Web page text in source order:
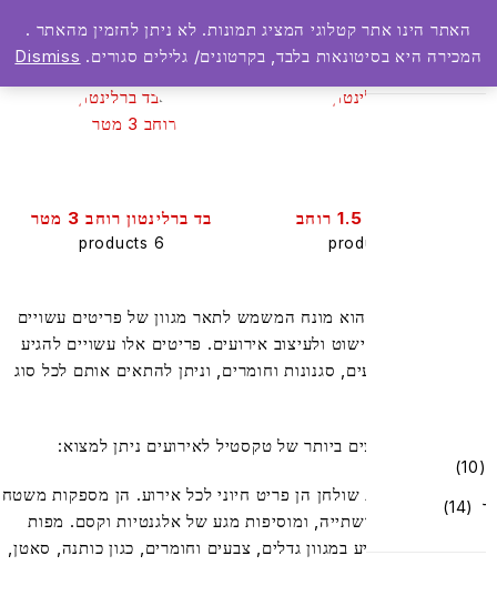
0
0
בד ברלינטון רוחב 3 מטר
(14)
לאירועים הוא מונח המשמש לתאר מגוון של פריטים עשויים
המשמשים לקישוט ולעיצוב אירועים. פריטים אלו עשויים להגיע
רחב של צבעים, סגנונות וחומרים, וניתן להתאים אותם לכל סוג
הפריטים הנפוצים ביותר של טקסטיל לאירועים ניתן למצוא:
שולחן: מפות שולחן הן פריט חיוני לכל אירוע. הן מספקות משטח
ונעים לאכילה ושתייה, ומוסיפות מגע של אלגנטיות וקסם. מפות
עשויות להגיע במגוון גדלים, צבעים וחומרים, כגון כותנה, סאטן,
האתר הינו אתר קטלוגי המציג תמונות. לא ניתן להזמין מהאתר .
המכירה היא בסיטונאות בלבד, בקרטונים/ גלילים סגורים.Dismiss